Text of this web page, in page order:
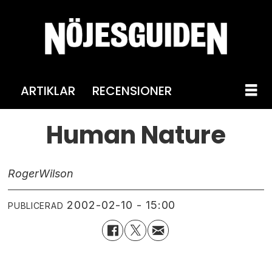
ARTIKLAR RECENSIONER
Human Nature
RogerWilson
PUBLICERAD 2002-02-10 - 15:00